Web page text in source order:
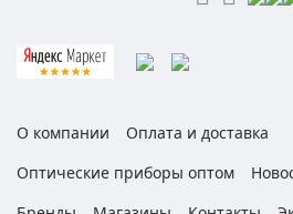
О компании
Оплата и доставка
Оптические приборы оптом